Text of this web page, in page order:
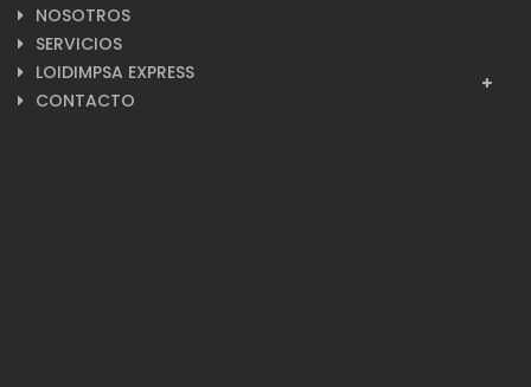
NOSOTROS
SERVICIOS
LOIDIMPSA EXPRESS
CONTACTO